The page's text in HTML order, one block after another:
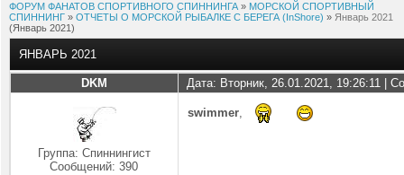
ФОРУМ ФАНАТОВ СПОРТИВНОГО СПИННИНГА » МОРСКОЙ СПОРТИВНЫЙ
СПИННИНГ » ОТЧЕТЫ О МОРСКОЙ РЫБАЛКЕ С БЕРЕГА (InShore) » Январь 2021
(Январь 2021)
ЯНВАРЬ 2021
DKM Дата: Вторник, 26.01.2021, 19:26:11 |
Группа: Спиннингист
Сообщений:390
swimmer